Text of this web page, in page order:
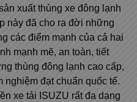
xuất thùng xe đông lạnh
này đã cho ra đời những
các điểm mạnh của cả hai
mạnh mẽ, an toàn, tiết
thùng đông lạnh cao cấp,
đạt chuẩn quốc tế.
xe tải ISUZU rất đa dạng